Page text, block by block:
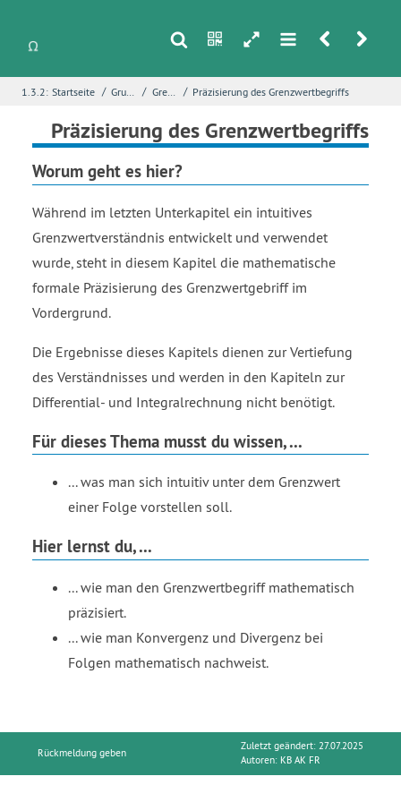
s n h m r u
1.3.2: Startseite / Grundlagen / Grenzwerte / Präzisierung des Grenzwertbegriffs
Präzisierung des Grenzwertbegriffs
Worum geht es hier?
Während im letzten Unterkapitel ein intuitives
Grenzwertverständnis entwickelt und verwendet
wurde, steht in diesem Kapitel die mathematische
formale Präzisierung des Grenzwertgebriff im
Vordergrund.
Die Ergebnisse dieses Kapitels dienen zur Vertiefung
des Verständnisses und werden in den Kapiteln zur
Differential- und Integralrechnung nicht benötigt.
Für dieses Thema musst du wissen, ...
... was man sich intuitiv unter dem Grenzwert
einer Folge vorstellen soll.
Hier lernst du, ...
... wie man den Grenzwertbegriff mathematisch
präzisiert.
... wie man Konvergenz und Divergenz bei
Folgen mathematisch nachweist.
Rückmeldung geben
Zuletzt geändert: 27.07.2025
Autoren: KB AK FR
Name*
Seite *